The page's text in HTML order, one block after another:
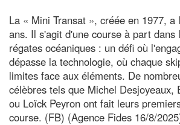
La « Mini Transat », créée en 1977, a
ans. Il s'agit d'une course à part dans
régates océaniques : un défi où
dépasse la technologie, où chaque
limites face aux éléments. De
célèbres tels que Michel Desjoyeaux,
ou Loïck Peyron ont fait leurs
course. (FB) (Agence Fides 16/8/